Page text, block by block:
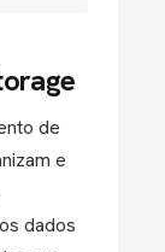
de
e
dados